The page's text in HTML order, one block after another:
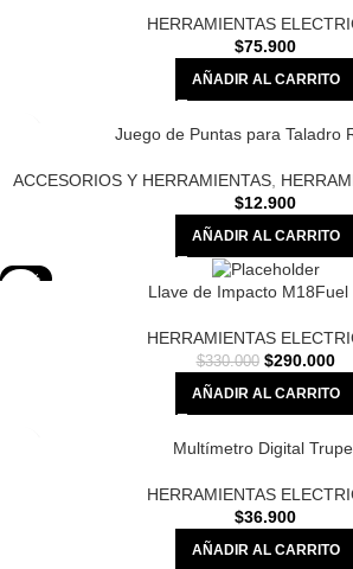
HERRAMIENTAS
$75.900
AÑADIR AL CARRITO
Juego de Puntas para Taladro
ACCESORIOS Y HERRAMIENTAS
$12.900
AÑADIR AL CARRITO
-12%
Llave de Impacto M18Fuel
HERRAMIENTAS
$330.000 $290.000
AÑADIR AL CARRITO
Multímetro Digital
HERRAMIENTAS
$36.900
AÑADIR AL CARRITO